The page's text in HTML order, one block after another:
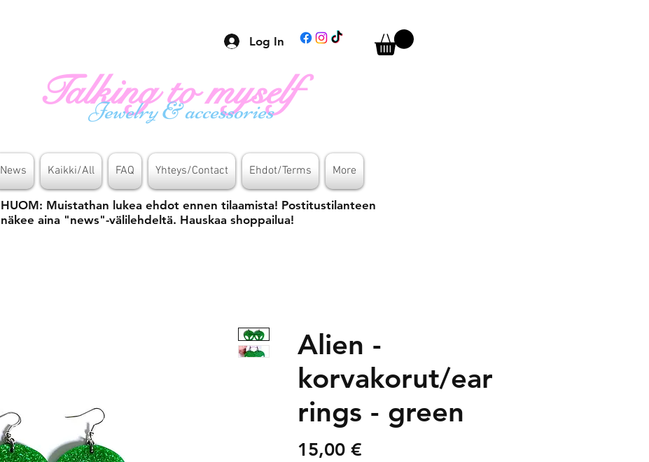
Log In
Talking to myself
Jewelry & accessories
News Kaikki/All FAQ Yhteys/Contact Ehdot/Terms More
HUOM: Muistathan lukea ehdot ennen tilaamista! Postitustilanteen
näkee aina "news"-välilehdeltä. Hauskaa shoppailua!
Alien -
korvakorut/ear
rings - green
15,00 €